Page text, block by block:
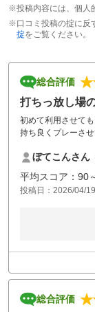
※投稿内容には、個人
※口コミ投稿の掟に反
掟をご覧ください。
総合評価
打ちっ放し場
初めて利用させて
持ち良くプレーさ
念でした。プレー
ていたので、スタ
ーしなくてはなり
を復活して欲しいで
ぼてこんさん
平均スコア：90
投稿日：2026/04/19
総合評価